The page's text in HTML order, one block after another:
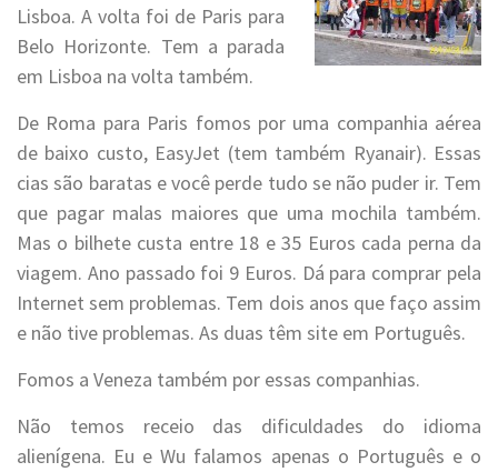
Lisboa. A volta foi de Paris para
Belo Horizonte. Tem a parada
em Lisboa na volta também.
De Roma para Paris fomos por uma companhia aérea
de baixo custo, EasyJet (tem também Ryanair). Essas
cias são baratas e você perde tudo se não puder ir. Tem
que pagar malas maiores que uma mochila também.
Mas o bilhete custa entre 18 e 35 Euros cada perna da
viagem. Ano passado foi 9 Euros. Dá para comprar pela
Internet sem problemas. Tem dois anos que faço assim
e não tive problemas. As duas têm site em Português.
Fomos a Veneza também por essas companhias.
Não temos receio das dificuldades do idioma
alienígena. Eu e Wu falamos apenas o Português e o